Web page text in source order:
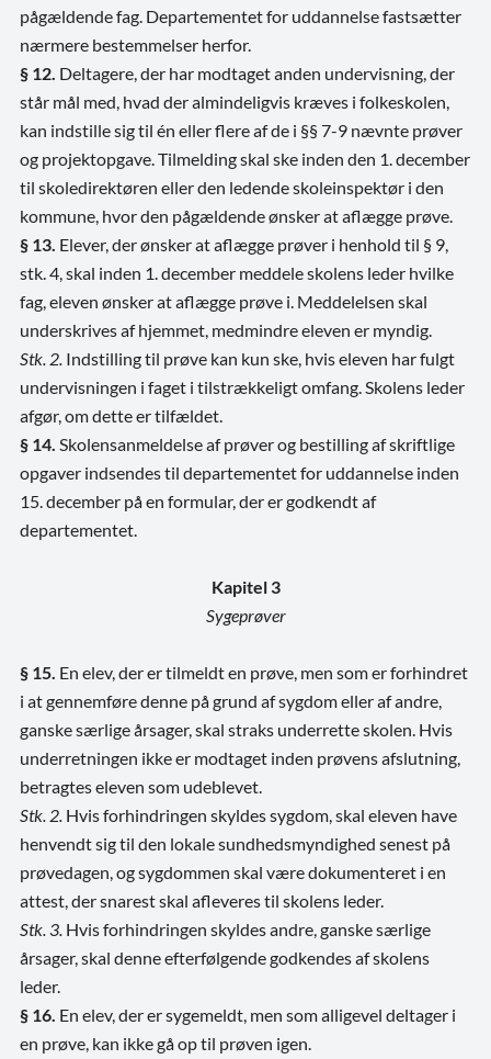
pågældende fag. Departementet for uddannelse fastsætter
nærmere bestemmelser herfor.
§ 12. Deltagere, der har modtaget anden undervisning, der
står mål med, hvad der almindeligvis kræves i folkeskolen,
kan indstille sig til én eller flere af de i §§ 7-9 nævnte prøver
og projektopgave. Tilmelding skal ske inden den 1. december
til skoledirektøren eller den ledende skoleinspektør i den
kommune, hvor den pågældende ønsker at aflægge prøve.
§ 13. Elever, der ønsker at aflægge prøver i henhold til § 9,
stk. 4, skal inden 1. december meddele skolens leder hvilke
fag, eleven ønsker at aflægge prøve i. Meddelelsen skal
underskrives af hjemmet, medmindre eleven er myndig.
Stk. 2. Indstilling til prøve kan kun ske, hvis eleven har fulgt
undervisningen i faget i tilstrækkeligt omfang. Skolens leder
afgør, om dette er tilfældet.
§ 14. Skolensanmeldelse af prøver og bestilling af skriftlige
opgaver indsendes til departementet for uddannelse inden
15. december på en formular, der er godkendt af
departementet.
Kapitel 3
Sygeprøver
§ 15. En elev, der er tilmeldt en prøve, men som er forhindret
i at gennemføre denne på grund af sygdom eller af andre,
ganske særlige årsager, skal straks underrette skolen. Hvis
underretningen ikke er modtaget inden prøvens afslutning,
betragtes eleven som udeblevet.
Stk. 2. Hvis forhindringen skyldes sygdom, skal eleven have
henvendt sig til den lokale sundhedsmyndighed senest på
prøvedagen, og sygdommen skal være dokumenteret i en
attest, der snarest skal afleveres til skolens leder.
Stk. 3. Hvis forhindringen skyldes andre, ganske særlige
årsager, skal denne efterfølgende godkendes af skolens
leder.
§ 16. En elev, der er sygemeldt, men som alligevel deltager i
en prøve, kan ikke gå op til prøven igen.